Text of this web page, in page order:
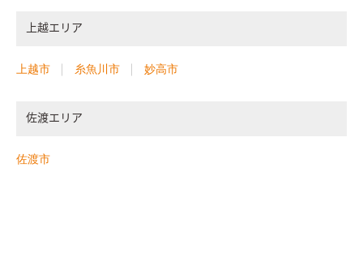
上越エリア
上越市 糸魚川市 妙高市
佐渡エリア
佐渡市